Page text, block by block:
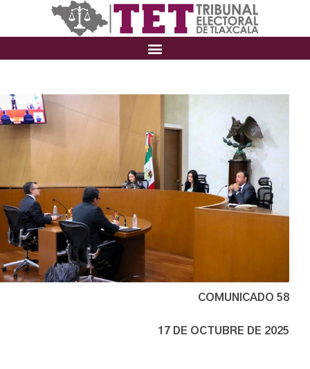
COMUNICADO 58
17 DE OCTUBRE DE 2025